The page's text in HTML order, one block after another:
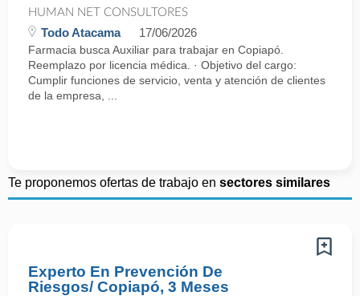
HUMAN NET CONSULTORES
Todo Atacama 17/06/2026
Farmacia busca Auxiliar para trabajar en Copiapó.
Reemplazo por licencia médica. · Objetivo del cargo:
Cumplir funciones de servicio, venta y atención de clientes
de la empresa, ...
Te proponemos ofertas de trabajo en sectores similares
Experto En Prevención De
Riesgos/ Copiapó, 3 Meses